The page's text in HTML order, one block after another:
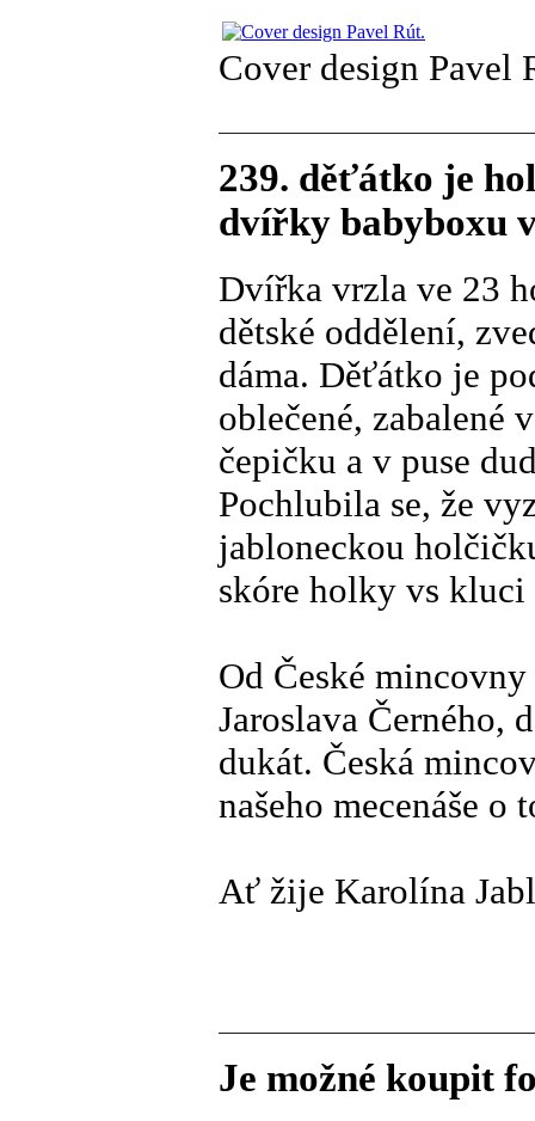
Cover design Pavel
239. děťátko je
dvířky babyboxu
Dvířka vrzla ve 23
dětské oddělení,
dáma. Děťátko je
oblečené, zabalené
čepičku a v puse
Pochlubila se, že
jabloneckou
skóre holky vs kluci
Od České
Jaroslava Černého,
dukát. Česká
našeho mecenáše o
Ať žije Karolína
Je možné koupit